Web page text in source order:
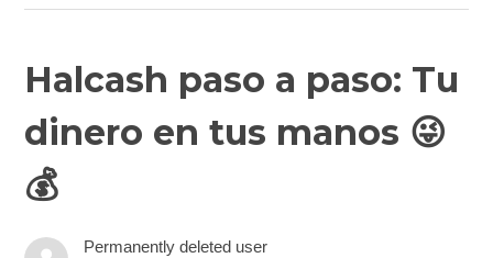
Halcash paso a paso: Tu
dinero en tus manos 😜
💰
Permanently deleted user